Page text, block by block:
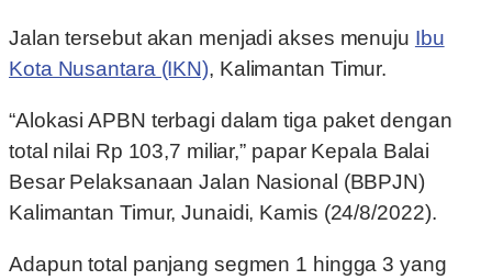
Jalan tersebut akan menjadi akses menuju Ibu
Kota Nusantara (IKN), Kalimantan Timur.
“Alokasi APBN terbagi dalam tiga paket dengan
total nilai Rp 103,7 miliar,” papar Kepala Balai
Besar Pelaksanaan Jalan Nasional (BBPJN)
Kalimantan Timur, Junaidi, Kamis (24/8/2022).
Adapun total panjang segmen 1 hingga 3 yang